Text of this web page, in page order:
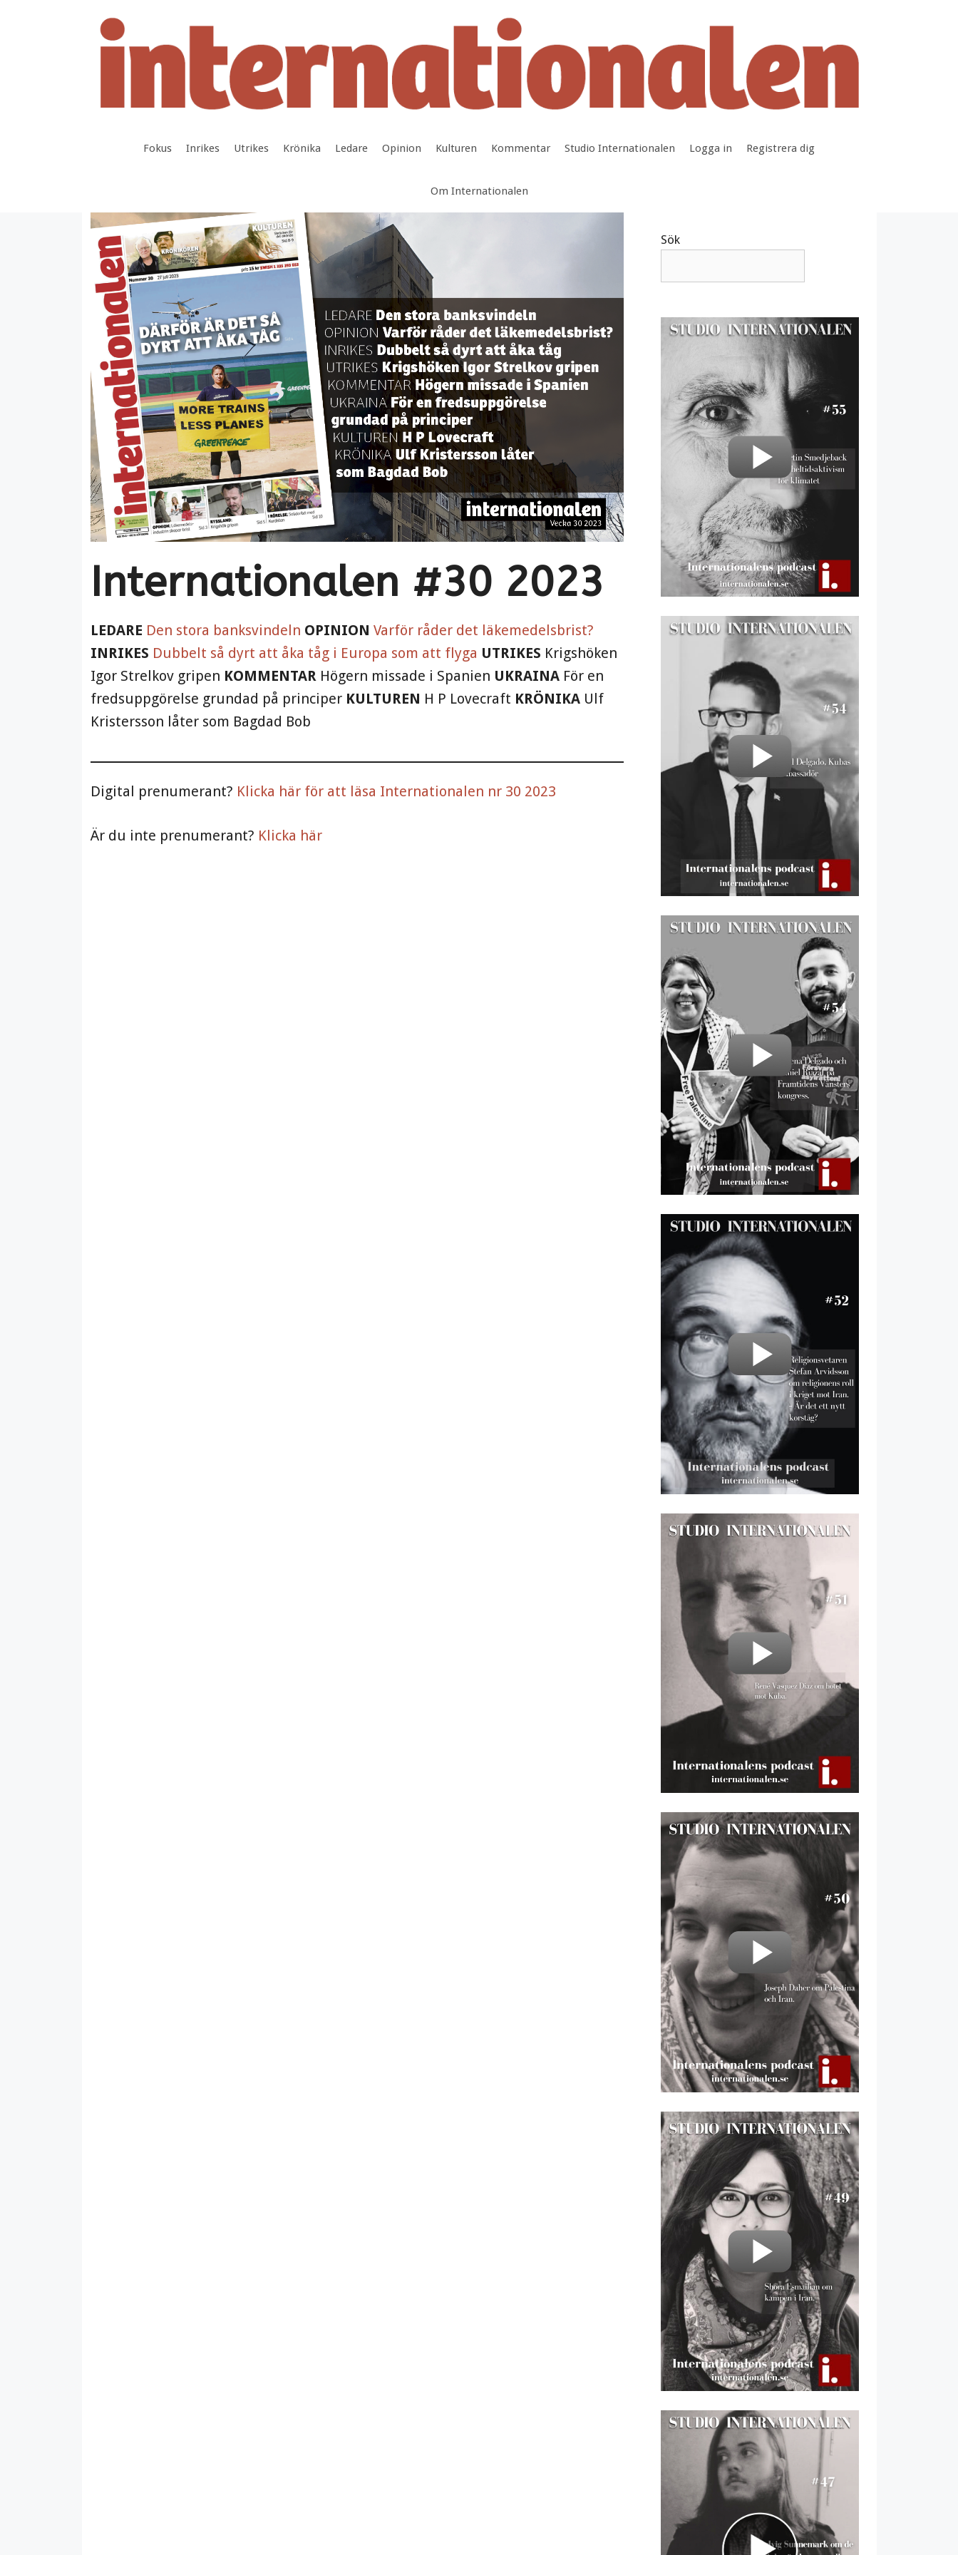
Fokus Inrikes Utrikes Krönika Ledare Opinion Kulturen Kommentar Studio Internationalen Logga in Registrera dig
Om Internationalen
Internationalen #30 2023
LEDARE Den stora banksvindeln OPINION Varför råder det läkemedelsbrist?
INRIKES Dubbelt så dyrt att åka tåg i Europa som att flyga UTRIKES Krigshöken
Igor Strelkov gripen KOMMENTARHögern missade i Spanien UKRAINAFör en
fredsuppgörelse grundad på principer KULTUREN H P Lovecraft KRÖNIKAUlf
Kristersson låter som Bagdad Bob
Digital prenumerant? Klicka här för att läsa Internationalen nr 30 2023
Är du inte prenumerant? Klicka här
Sök